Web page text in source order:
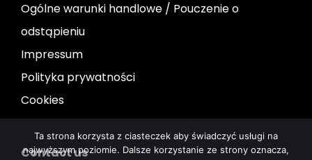
Ogólne warunki handlowe / Pouczenie o
odstąpieniu
Impressum
Polityka prywatności
Cookies
Contact us
Ta strona korzysta z ciasteczek aby świadczyć usługi na
najwyższym poziomie. Dalsze korzystanie ze strony oznacza,